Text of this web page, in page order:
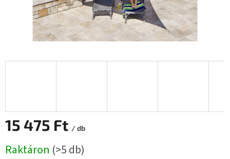
15 475 Ft / db
Raktáron (>5 db)